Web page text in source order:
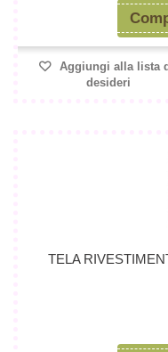
Aggiungi alla lista
desideri
TELA